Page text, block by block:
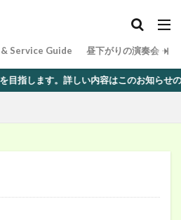
Service Guide 昼下がりの演奏会 −
す。詳しい内容はこのお知らせのエリ